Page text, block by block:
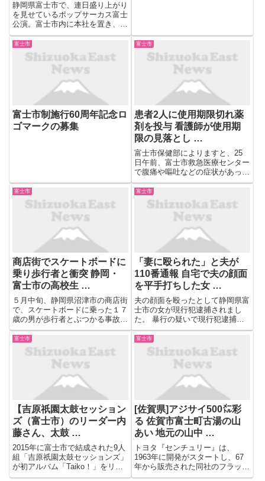
静岡県富士市で、連日盛り上がり
を見せているポップサーカス富士
公演。富士市内に本社を置き、総
合建築資材を取り扱う「マルダ
イ」が市内の児童養護施設の子ど
もと保護者を、無料でポップサー
カスにご招待しようと富士市を訪
れました。 式では ...
富士市
富士市制施行60周年記念ロ
ゴマークの募集
富士市
患者2人に使用期限切れ薬
剤を投与 看護師が使用期
限の見落とし …
富士市保健部によりますと、25
日午前、富士市救急医療センター
で腹痛や嘔吐などの症状があった
患者2人に対して症状を緩和する
ために看護師が輸液で薬剤を投与
しました。患者1人に対してそれ
ぞれ別々の看護師が投与しました
が、2人の看護師ともに、薬剤
富士市
商店街でスケートボードに
乗り歩行者と衝突 静岡・
富士市の高校生 …
５月中旬、静岡県沼津市の商店街
で、スケートボードに乗った１７
歳の男が歩行者とぶつかる事故が
ありました。警察は８日に道路交
通法違反の疑いで、この少年を静
岡家裁沼津支部に送致しました。
道路交通法違反の疑いで家裁に送
致されたのは、富士市の高校生...
富士市
「妻に殴られた」と夫が
110番通報 自宅で夫の顔面
を平手打ちした女 …
夫の顔面を殴ったとして静岡県富
士市の女が現行犯逮捕されまし
た。 暴行の疑いで現行犯逮捕さ
れたのは、富士市に住むパート従
業員の女（４１）です。警察によ
りますと、女は４日午後９時半ご
ろ、自宅で夫の顔面を平手打ちし
た疑いが持たれています。 「妻
富士市
【吉原祇園太鼓セッション
ズ（富士市）のリーダー内
藤さん、太鼓 …
2015年に富士市で結成された9人
組「吉原祇園太鼓セッションズ」
が初アルバム「Taiko！」をリリ
ースした。地元の吉原祇園祭のお
富士市
[佐賀県]アジサイ500㍍彩
る 佐賀市富士町古湯の山
あい 地元の山中 …
トヨタ『センチュリー』は、
1963年に開発がスタートし、67
年から販売された同社のフラッグ
シップモデル。官公庁の公用車や